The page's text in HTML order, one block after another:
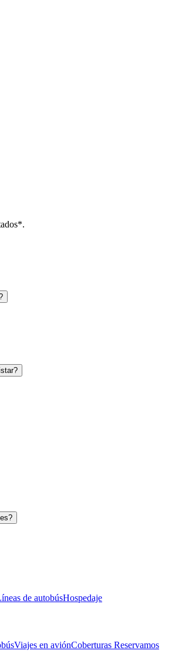
de autobúsHospedaje
Viajes en aviónCoberturas Reservamos